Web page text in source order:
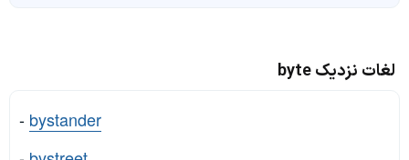
لغات نزدیک byte
- bystander